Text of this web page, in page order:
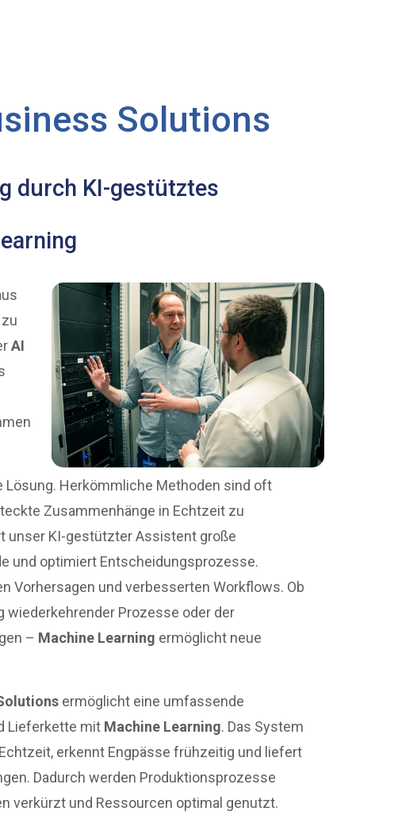
Solutions
durch KI-gestütztes
AI
Lösung. Herkömmliche Methoden sind oft
Zusammenhänge in Echtzeit zu
unser KI-gestützter Assistent große
und optimiert Entscheidungsprozesse.
Vorhersagen und verbesserten Workflows. Ob
wiederkehrender Prozesse oder der
– Machine Learning ermöglicht neue
ermöglicht eine umfassende
Lieferkette mit Machine Learning. Das System
erkennt Engpässe frühzeitig und liefert
Dadurch werden Produktionsprozesse
verkürzt und Ressourcen optimal genutzt.